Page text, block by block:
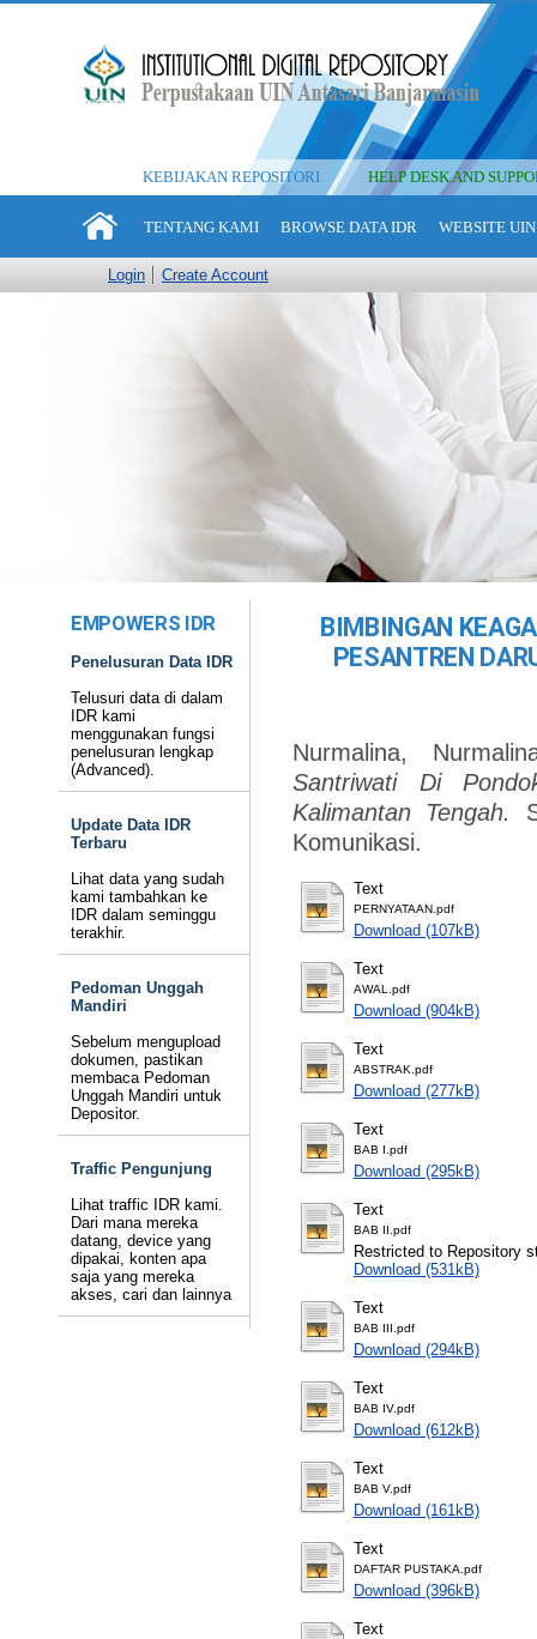
KEBIJAKAN REPOSITORI HELP DESK AND
TENTANG KAMI BROWSE DATA IDR WEBSITE
Login Create Account
EMPOWERS IDR
Penelusuran Data IDR
Telusuri data di dalam
IDR kami
menggunakan fungsi
penelusuran lengkap
(Advanced).
Update Data IDR
Terbaru
Lihat data yang sudah
kami tambahkan ke
IDR dalam seminggu
terakhir.
Pedoman Unggah
Mandiri
Sebelum mengupload
dokumen, pastikan
membaca Pedoman
Unggah Mandiri untuk
Depositor.
Traffic Pengunjung
Lihat traffic IDR kami.
Dari mana mereka
datang, device yang
dipakai, konten apa
saja yang mereka
akses, cari dan lainnya
BIMBINGAN
PESANTREN
Nurmalina,
Santriwati Di
Kalimantan Tengah.
Komunikasi.
Text
PERNYATAAN.pdf
Download (107kB)
Text
AWAL.pdf
Download (904kB)
Text
ABSTRAK.pdf
Download (277kB)
Text
BAB I.pdf
Download (295kB)
Text
BAB II.pdf
Restricted to Repository
Download (531kB)
Text
BAB III.pdf
Download (294kB)
Text
BAB IV.pdf
Download (612kB)
Text
BAB V.pdf
Download (161kB)
Text
DAFTAR PUSTAKA.pdf
Download (396kB)
Text